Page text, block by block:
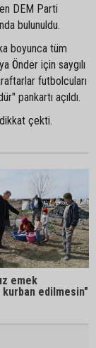
DEM Parti
bulunuldu.
boyunca tüm
Önder için saygılı
futbolcuları
pankartı açıldı.
çekti.
emek
edilmesin"